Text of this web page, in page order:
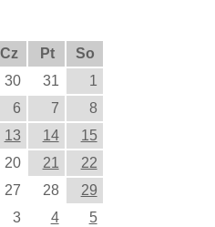
Cz Pt
So
30 31
1
6 7
8
13 14
15
20 21
22
27 28
29
3 4 5